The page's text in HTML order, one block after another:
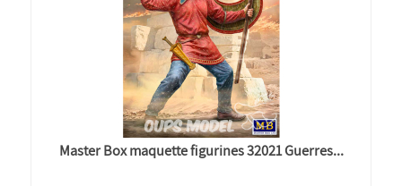
Master Box maquette figurines 32021 Guerres...